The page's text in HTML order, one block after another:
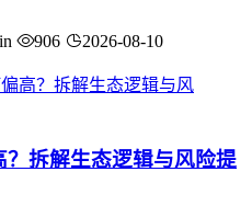
906 2026-08-10
拆解生态逻辑与风险提